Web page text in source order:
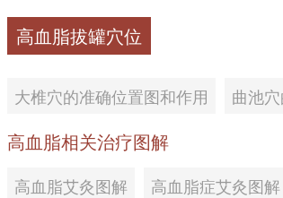
高血脂拔罐穴位
大椎穴的准确位置图和作用 曲池
高血脂相关治疗图解
高血脂艾灸图解 高血脂症艾灸图解